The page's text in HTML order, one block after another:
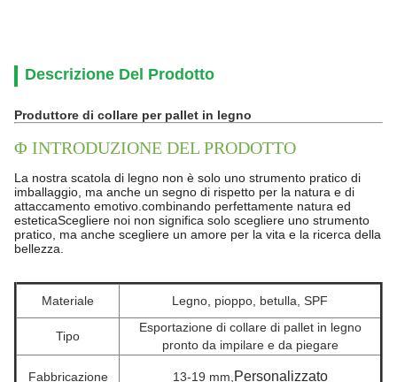
Descrizione Del Prodotto
Produttore di collare per pallet in legno
Φ INTRODUZIONE DEL PRODOTTO
La nostra scatola di legno non è solo uno strumento pratico di
imballaggio, ma anche un segno di rispetto per la natura e di
attaccamento emotivo.combinando perfettamente natura ed
esteticaScegliere noi non significa solo scegliere uno strumento
pratico, ma anche scegliere un amore per la vita e la ricerca della
bellezza.
Materiale Legno, pioppo, betulla, SPF
Tipo
Esportazione di collare di pallet in legno
pronto da impilare e da piegare
Fabbricazione 13-19 mm, Personalizzato